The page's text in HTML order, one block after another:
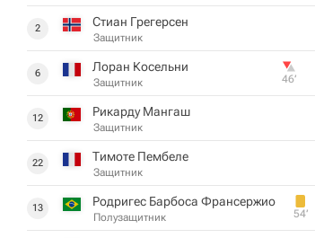
2 Стиан Грегерсен
Защитник
6 Лоран Косельни
Защитник 46‎’‎
12 Рикарду Мангаш
Защитник
22 Тимоте Пембеле
Защитник
13 Родригес Барбоса Франсержио
Полузащитник 54‎’‎